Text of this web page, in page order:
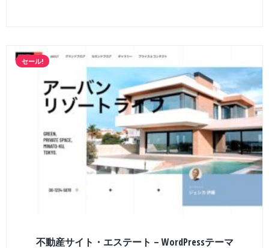
セール!
不動産サイト・エステート – WordPressテーマ